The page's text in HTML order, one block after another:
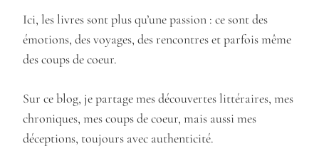
Ici, les livres sont plus qu’une passion : ce sont des
émotions, des voyages, des rencontres et parfois même
des coups de coeur.
Sur ce blog, je partage mes découvertes littéraires, mes
chroniques, mes coups de coeur, mais aussi mes
déceptions, toujours avec authenticité.